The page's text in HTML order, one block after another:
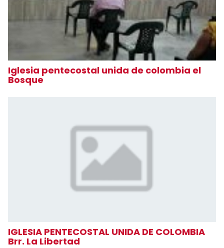
Iglesia pentecostal unida de colombia el
Bosque
IGLESIA PENTECOSTAL UNIDA DE COLOMBIA
Brr. La Libertad